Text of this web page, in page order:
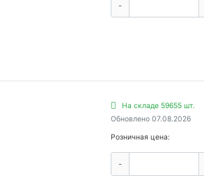
-
На складе 59655 шт.
Обновлено 07.08.2026
Розничная цена:
-